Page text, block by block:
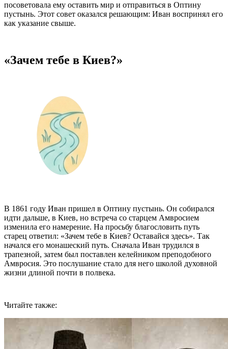
посоветовала ему оставить мир и отправиться в Оптину
пустынь. Этот совет оказался решающим: Иван воспринял его
как указание свыше.
«Зачем тебе в Киев?»
В 1861 году Иван пришел в Оптину пустынь. Он собирался
идти дальше, в Киев, но встреча со старцем Амвросием
изменила его намерение. На просьбу благословить путь
старец ответил: «Зачем тебе в Киев? Оставайся здесь». Так
начался его монашеский путь. Сначала Иван трудился в
трапезной, затем был поставлен келейником преподобного
Амвросия. Это послушание стало для него школой духовной
жизни длиной почти в полвека.
Читайте также: